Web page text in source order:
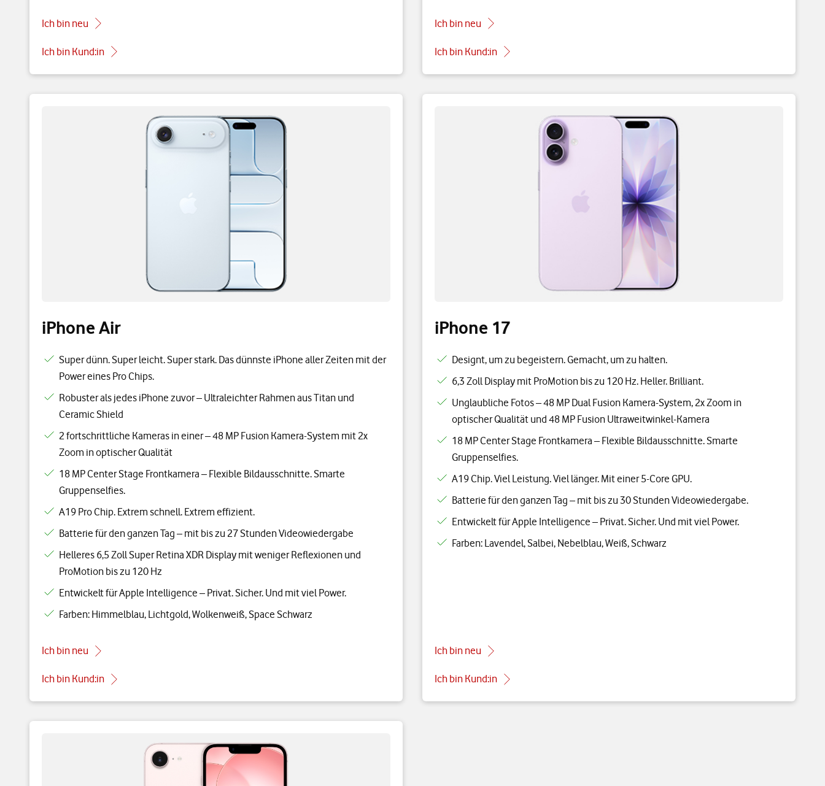
Ich bin neu
Ich bin Kund:in
Ich bin neu
Ich bin Kund:in
iPhone Air
Super dünn. Super leicht. Super stark. Das dünnste iPhone aller Zeiten mit der
Power eines Pro Chips.
Robuster als jedes iPhone zuvor – Ultraleichter Rahmen aus Titan und
Ceramic Shield
2 fortschrittliche Kameras in einer – 48 MP Fusion Kamera-System mit 2x
Zoom in optischer Qualität
18 MP Center Stage Frontkamera – Flexible Bildausschnitte. Smarte
Gruppenselfies.
A19 Pro Chip. Extrem schnell. Extrem effizient.
Batterie für den ganzen Tag – mit bis zu 27 Stunden Videowiedergabe
Helleres 6,5 Zoll Super Retina XDR Display mit weniger Reflexionen und
ProMotion bis zu 120 Hz
Entwickelt für Apple Intelligence – Privat. Sicher. Und mit viel Power.
Farben: Himmelblau, Lichtgold, Wolkenweiß, Space Schwarz
Ich bin neu
Ich bin Kund:in
iPhone 17
Designt, um zu begeistern. Gemacht, um zu halten.
6,3 Zoll Display mit ProMotion bis zu 120 Hz. Heller. Brilliant.
Unglaubliche Fotos – 48 MP Dual Fusion Kamera-System, 2x Zoom in
optischer Qualität und 48 MP Fusion Ultraweitwinkel-Kamera
18 MP Center Stage Frontkamera – Flexible Bildausschnitte. Smarte
Gruppenselfies.
A19 Chip. Viel Leistung. Viel länger. Mit einer 5-Core GPU.
Batterie für den ganzen Tag – mit bis zu 30 Stunden Videowiedergabe.
Entwickelt für Apple Intelligence – Privat. Sicher. Und mit viel Power.
Farben: Lavendel, Salbei, Nebelblau, Weiß, Schwarz
Ich bin neu
Ich bin Kund:in